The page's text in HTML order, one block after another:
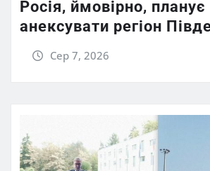
Росія, ймовірно, планує
анексувати регіон
Сер 7, 2026